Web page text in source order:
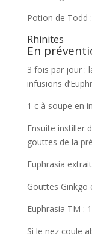
Potion de Todd
Rhinites
En
3 fois par jour :
infusions
1 c à soupe en
Ensuite instiller
gouttes de la
Euphrasia
Gouttes Ginkgo
Euphrasia TM :
Si le nez coule